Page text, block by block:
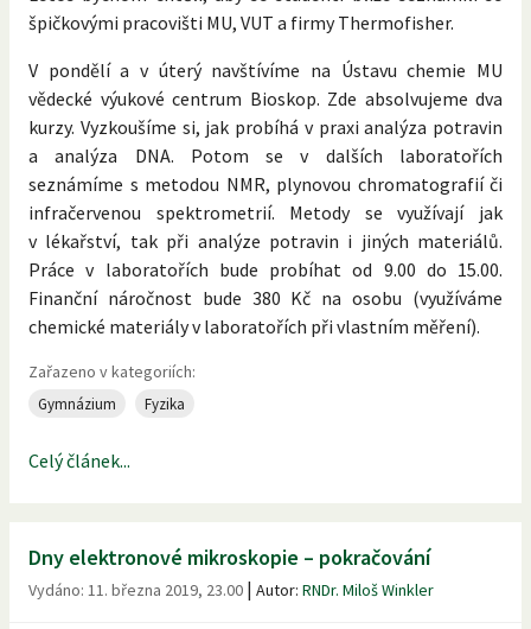
špičkovými pracovišti MU, VUT a firmy Thermofisher.
V pondělí a v úterý navštívíme na Ústavu chemie MU
vědecké výukové centrum Bioskop. Zde absolvujeme dva
kurzy. Vyzkoušíme si, jak probíhá v praxi analýza potravin
a analýza DNA. Potom se v dalších laboratořích
seznámíme s metodou NMR, plynovou chromatografií či
infračervenou spektrometrií. Metody se využívají jak
v lékařství, tak při analýze potravin i jiných materiálů.
Práce v laboratořích bude probíhat od 9.00 do 15.00.
Finanční náročnost bude 380 Kč na osobu (využíváme
chemické materiály v laboratořích při vlastním měření).
Zařazeno v kategoriích:
Gymnázium Fyzika
Celý článek...
Dny elektronové mikroskopie – pokračování
Vydáno: 11. března 2019, 23.00 | Autor: RNDr. Miloš Winkler